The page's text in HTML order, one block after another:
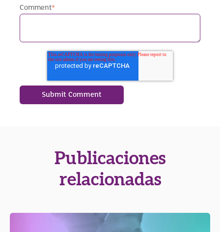
Comment*
Publicaciones
relacionadas